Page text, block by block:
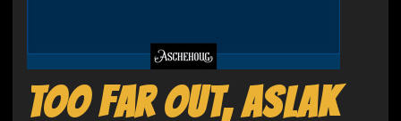
Too far out, Aslak